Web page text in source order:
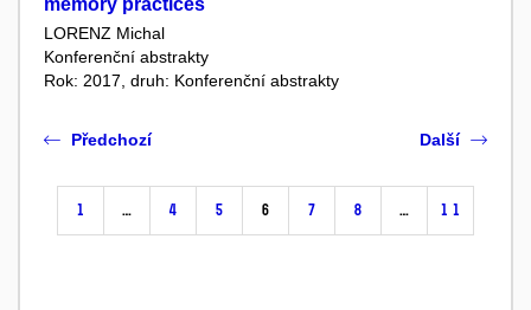
LORENZ Michal
Konferenční abstrakty
Rok: 2017, druh: Konferenční abstrakty
Předchozí
1 … 4 5 6 7 8 … 11
Další